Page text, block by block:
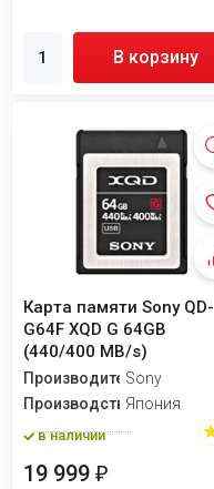
В корзину
Карта памяти Sony QD-
G64F XQD G 64GB
(440/400 MB/s)
ПроизводительSony
ПроизводствоЯпония
в наличии
19 999 ₽